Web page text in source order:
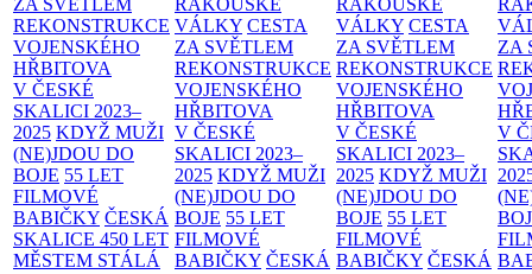
ZA SVĚTLEM
REKONSTRUKCE
VOJENSKÉHO
HŘBITOVA
V ČESKÉ
SKALICI 2023–
2025 KDYŽ MUŽI
(NE)JDOU DO
BOJE 55 LET
FILMOVÉ
BABIČKY ČESKÁ
SKALICE 450 LET
MĚSTEM STÁLÁ
RAKOUSKÉ
VÁLKY CESTA
ZA SVĚTLEM
REKONSTRUKCE
VOJENSKÉHO
HŘBITOVA
V ČESKÉ
SKALICI 2023–
2025 KDYŽ MUŽI
(NE)JDOU DO
BOJE 55 LET
FILMOVÉ
BABIČKY ČESKÁ
RAKOUSKÉ
VÁLKY CESTA
ZA SVĚTLEM
REKONSTRUKCE
VOJENSKÉHO
HŘBITOVA
V ČESKÉ
SKALICI 2023–
2025 KDYŽ MUŽI
(NE)JDOU DO
BOJE 55 LET
FILMOVÉ
BABIČKY ČESKÁ
ZA
V